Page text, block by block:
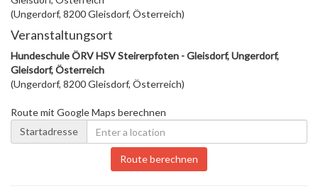
(Ungerdorf, 8200 Gleisdorf, Österreich)
Veranstaltungsort
Hundeschule ÖRV HSV Steirerpfoten - Gleisdorf, Ungerdorf,
Gleisdorf, Österreich
(Ungerdorf, 8200 Gleisdorf, Österreich)
Route mit Google Maps berechnen
Startadresse
Route berechnen